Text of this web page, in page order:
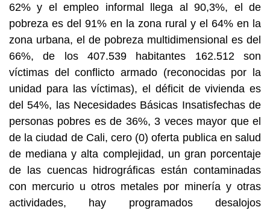
62% y el empleo informal llega al 90,3%, el de
pobreza es del 91% en la zona rural y el 64% en la
zona urbana, el de pobreza multidimensional es del
66%, de los 407.539 habitantes 162.512 son
víctimas del conflicto armado (reconocidas por la
unidad para las víctimas), el déficit de vivienda es
del 54%, las Necesidades Básicas Insatisfechas de
personas pobres es de 36%, 3 veces mayor que el
de la ciudad de Cali, cero (0) oferta publica en salud
de mediana y alta complejidad, un gran porcentaje
de las cuencas hidrográficas están contaminadas
con mercurio u otros metales por minería y otras
actividades, hay programados desalojos